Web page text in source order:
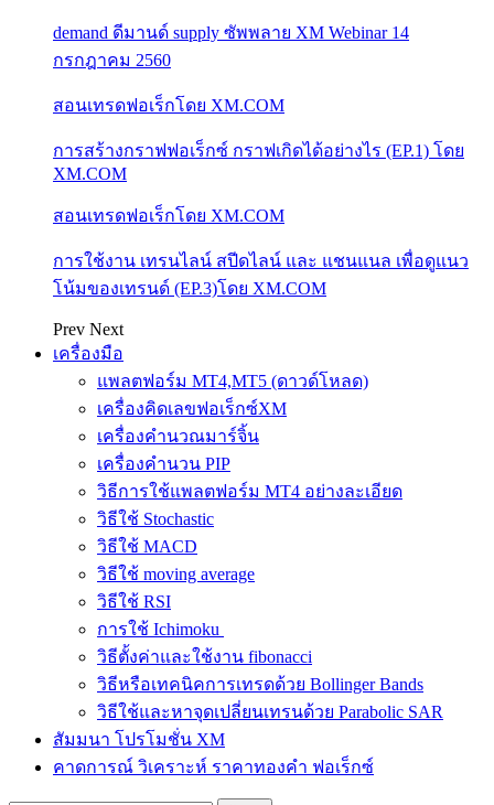
demand ดีมานด์ supply ซัพพลาย XM Webinar 14
กรกฎาคม 2560
สอนเทรดฟอเร็กโดย XM.COM
การสร้างกราฟฟอเร็กซ์ กราฟเกิดได้อย่างไร (EP.1) โดย
XM.COM
สอนเทรดฟอเร็กโดย XM.COM
การใช้งาน เทรนไลน์ สปีดไลน์ และ แชนแนล เพื่อดูแนว
โน้มของเทรนด์ (EP.3)โดย XM.COM
Prev Next
เครื่องมือ
แพลตฟอร์ม MT4,MT5 (ดาวด์โหลด)
เครื่องคิดเลขฟอเร็กซ์XM
เครื่องคำนวณมาร์จิ้น
เครื่องคำนวน PIP
วิธีการใช้แพลตฟอร์ม MT4 อย่างละเอียด
วิธีใช้ Stochastic
วิธีใช้ MACD
วิธีใช้ moving average
วิธีใช้ RSI
การใช้ Ichimoku
วิธีตั้งค่าและใช้งาน fibonacci
วิธีหรือเทคนิคการเทรดด้วย Bollinger Bands
วิธีใช้และหาจุดเปลี่ยนเทรนด้วย Parabolic SAR
สัมมนา โปรโมชั่น XM
คาดการณ์ วิเคราะห์ ราคาทองคำ ฟอเร็กซ์